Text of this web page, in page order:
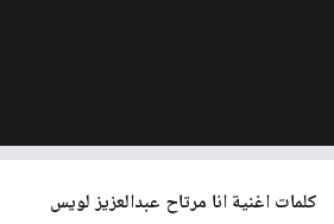
كلمات اغنية انا مرتاح عبدالعزيز لويس